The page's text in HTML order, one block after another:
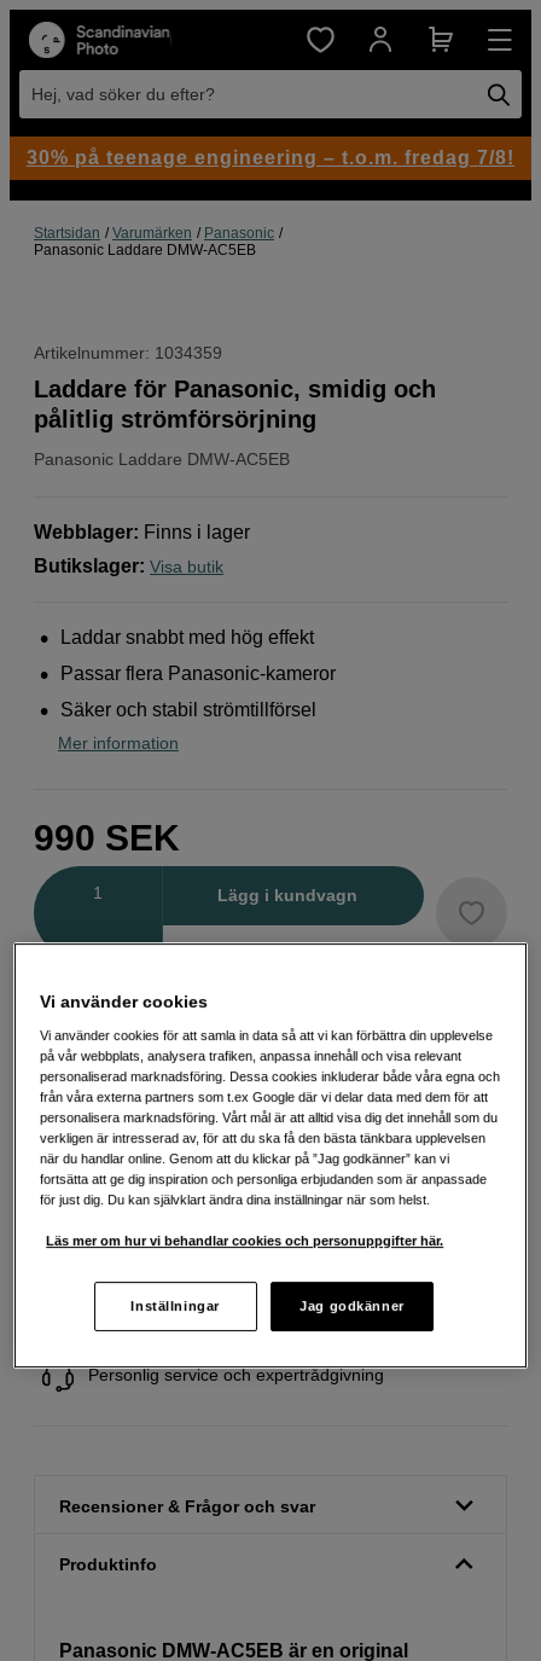
Hej, vad söker du efter?
Startsidan Varumärken
Panasonic
Panasonic Laddare DMW-AC5EB
Artikelnummer: 1034359
Panasonic Laddare DMW-AC5EB
Laddare för Panasonic, smidig och
pålitlig strömförsörjning
Webblager: Finns i lager
Butikslager: Visa butik
Laddar snabbt med hög effekt
Passar flera Panasonic-kameror
Säker och stabil strömtillförsel
Mer information
990 SEK
Lägg i kundvagn
Delbetala från 127 SEK/mån via
Exempel: 12 mån, 127 SEK/mån, totalt 2 019 SEK, effektiv ränta 0,00 %
Startavgift 495 SEK, aviavgift 45 SEK/mån tillkommer
Att låna kostar pengar!
Om du inte kan betala tillbaka skulden i tid
riskerar du en betalningsanmärkning. Det kan leda till svårigheter att få hyra
bostad, teckna abonnemang och få nya lån. För stöd, vänd dig till budget-
och skuldrådgivningen i din kommun. Kontaktuppgifter finns på
konsumentverket.se (öppnas i ny flik)
Fri frakt vid köp över 1 500 kronor
Köp nu och betala inom 30 dagar
Personlig service och expertrådgivning
Recensioner & Frågor och svar
Produktinfo
Panasonic DMW-AC5EB är en original
30% på teenage engineering – t.o.m. fredag 7/8!
Vi använder cookies
Vi använder cookies för att samla in data så att vi kan förbättra din upplevelse
på vår webbplats, analysera trafiken, anpassa innehåll och visa relevant
personaliserad marknadsföring. Dessa cookies inkluderar både våra egna och
från våra externa partners som t.ex Google där vi delar data med dem för att
personalisera marknadsföring. Vårt mål är att alltid visa dig det innehåll som du
verkligen är intresserad av, för att du ska få den bästa tänkbara upplevelsen
när du handlar online. Genom att du klickar på ”Jag godkänner” kan vi
fortsätta att ge dig inspiration och personliga erbjudanden som är anpassade
för just dig. Du kan självklart ändra dina inställningar när som helst.
Läs mer om hur vi behandlar cookies och personuppgifter här.
Inställningar Jag godkänner